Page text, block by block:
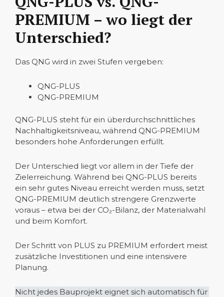
PREMIUM – wo liegt der
Unterschied?
Das QNG wird in zwei Stufen vergeben:
QNG-PLUS
QNG-PREMIUM
QNG-PLUS steht für ein überdurchschnittliches
Nachhaltigkeitsniveau, während QNG-PREMIUM
besonders hohe Anforderungen erfüllt.
Der Unterschied liegt vor allem in der Tiefe der
Zielerreichung. Während bei QNG-PLUS bereits
ein sehr gutes Niveau erreicht werden muss, setzt
QNG-PREMIUM deutlich strengere Grenzwerte
voraus – etwa bei der CO₂-Bilanz, der Materialwahl
und beim Komfort.
Der Schritt von PLUS zu PREMIUM erfordert meist
zusätzliche Investitionen und eine intensivere
Planung.
Nicht jedes Bauprojekt eignet sich automatisch für